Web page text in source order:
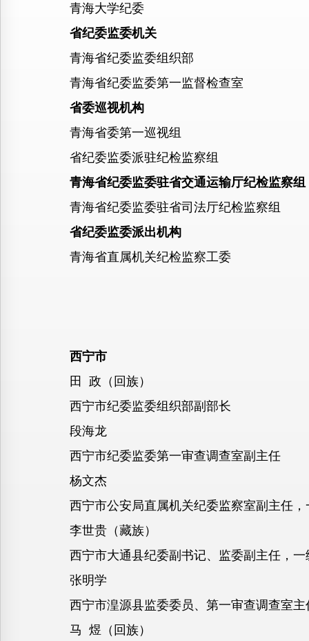
青海大学纪委
省纪委监委机关
青海省纪委监委组织部
青海省纪委监委第一监督检查室
省委巡视机构
青海省委第一巡视组
省纪委监委派驻纪检监察组
青海省纪委监委驻省交通运输厅纪检监察组
青海省纪委监委驻省司法厅纪检监察组
省纪委监委派出机构
青海省直属机关纪检监察工委
西宁市
田 政（回族）
西宁市纪委监委组织部副部长
段海龙
西宁市纪委监委第一审查调查室副主任
杨文杰
西宁市公安局直属机关纪委监察室副主任，
李世贵（藏族）
西宁市大通县纪委副书记、监委副主任，
张明学
西宁市湟源县监委委员、第一审查调查室主
马 煜（回族）